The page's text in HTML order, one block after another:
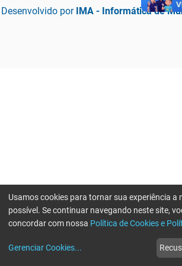
Desenvolvido por IMA - Informática de
Usamos cookies para tornar sua experiência a
possível. Se continuar navegando neste site,
concordar com nossa Política de Cookies e
Gerenciar Cookies...
Erro ao enviar informações, por favor tente